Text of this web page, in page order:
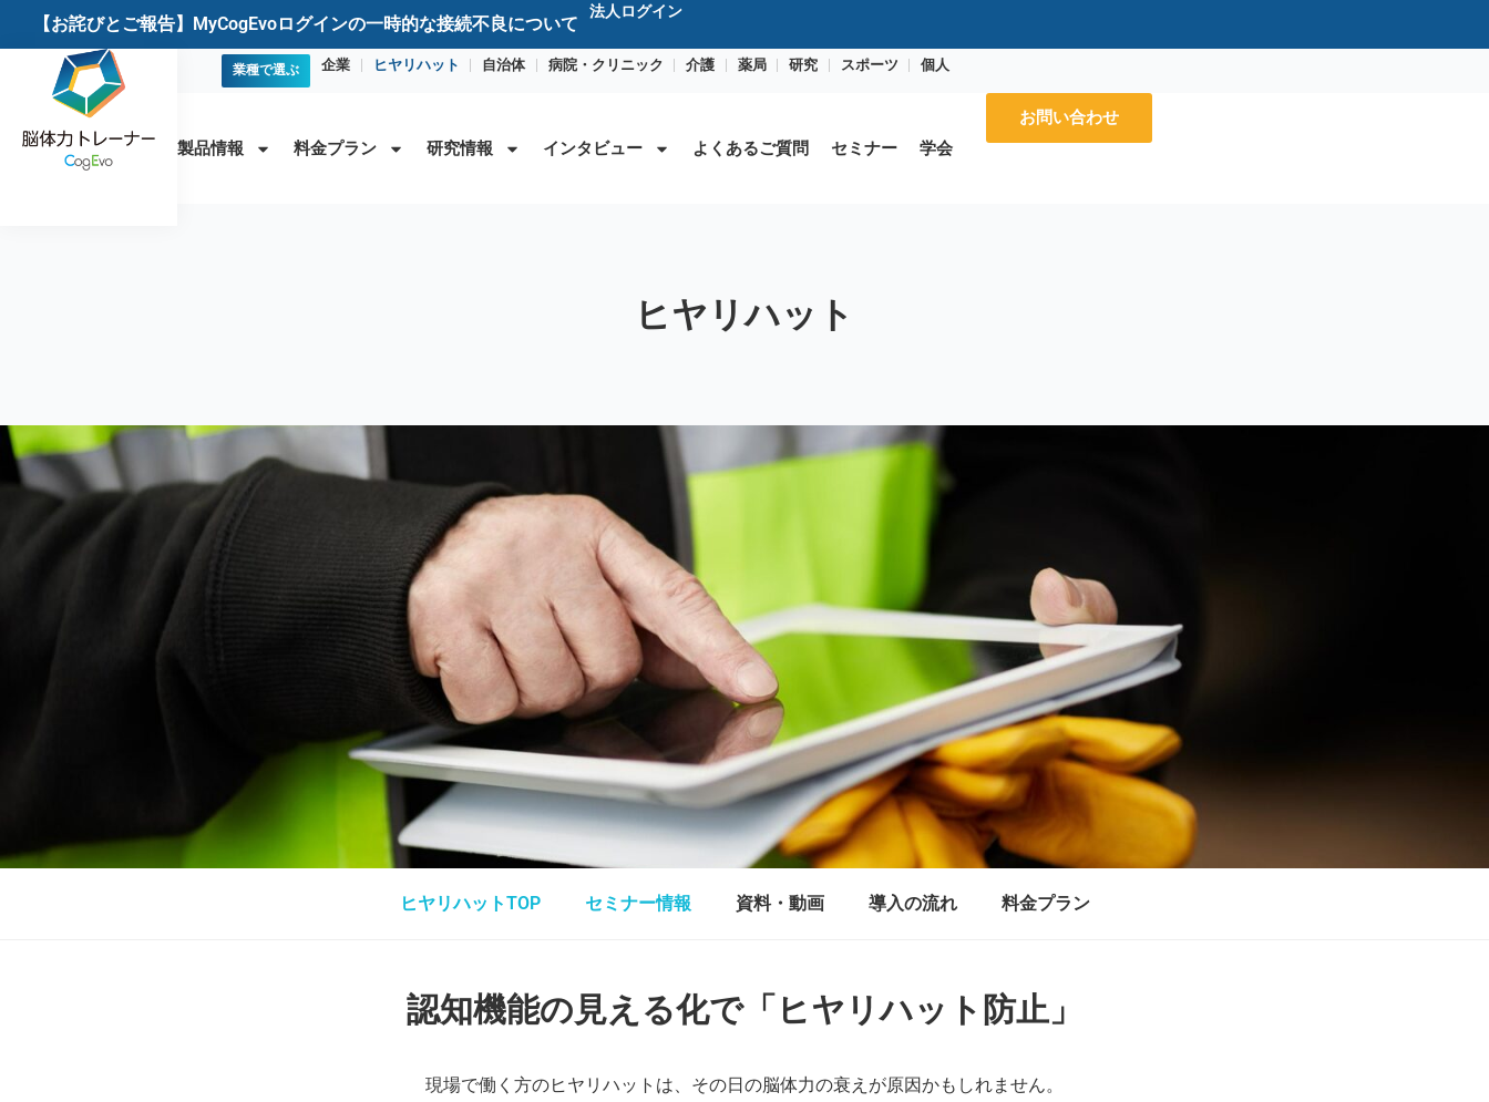
【お詫びとご報告】MyCogEvoログインの一時的な接続不良について
法人ログイン
業種で選ぶ 企業 ヒヤリハット 自治体 病院・クリニック 介護 薬局 研究 スポーツ 個人
製品情報 料金プラン 研究情報 インタビュー よくあるご質問 セミナー 学会
お問い合わせ
ヒヤリハット
ヒヤリハットTOP セミナー情報 資料・動画 導入の流れ 料金プラン
認知機能の見える化で「ヒヤリハット防止」
現場で働く方のヒヤリハットは、その日の脳体力の衰えが原因かもしれません。